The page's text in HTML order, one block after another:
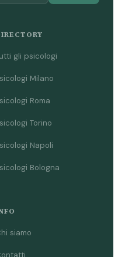
gli psicologi
Milano
Roma
Torino
Napoli
Bologna
siamo